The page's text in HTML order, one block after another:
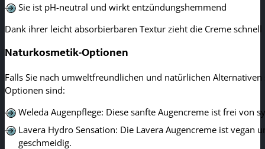
Sie ist pH-neutral und wirkt entzündungshemmend
Dank ihrer leicht absorbierbaren Textur zieht die Creme
Naturkosmetik-Optionen
Falls Sie nach umweltfreundlichen und natürlichen
Optionen sind:
Weleda Augenpflege: Diese sanfte Augencreme ist frei
Lavera Hydro Sensation: Die Lavera Augencreme ist
geschmeidig.